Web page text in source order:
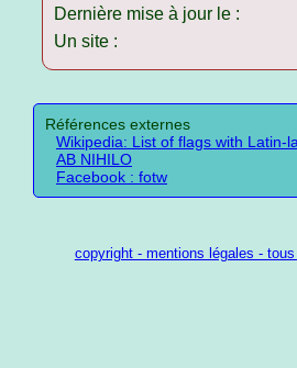
Dernière mise à jour le :
Un site :
Références externes
Wikipedia: List of flags with Latin-
AB NIHILO
Facebook : fotw
copyright - mentions légales -